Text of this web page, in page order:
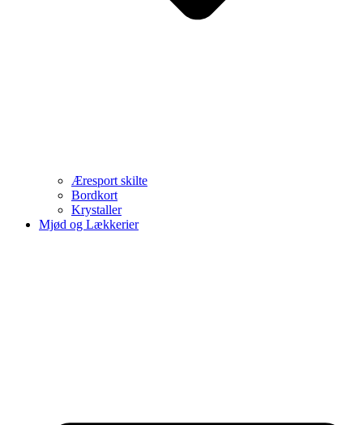
Æresport skilte
Bordkort
Krystaller
Mjød og Lækkerier